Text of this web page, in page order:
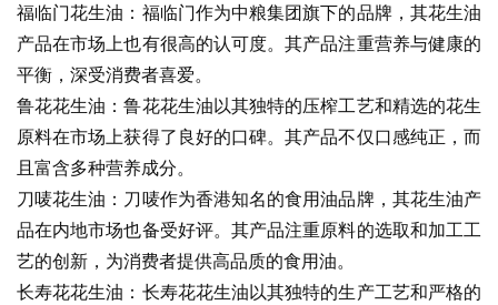
福临门花生油：福临门作为中粮集团旗下的品牌，其花生油
产品在市场上也有很高的认可度。其产品注重营养与健康的
平衡，深受消费者喜爱。
鲁花花生油：鲁花花生油以其独特的压榨工艺和精选的花生
原料在市场上获得了良好的口碑。其产品不仅口感纯正，而
且富含多种营养成分。
刀唛花生油：刀唛作为香港知名的食用油品牌，其花生油产
品在内地市场也备受好评。其产品注重原料的选取和加工工
艺的创新，为消费者提供高品质的食用油。
长寿花花生油：长寿花花生油以其独特的生产工艺和严格的